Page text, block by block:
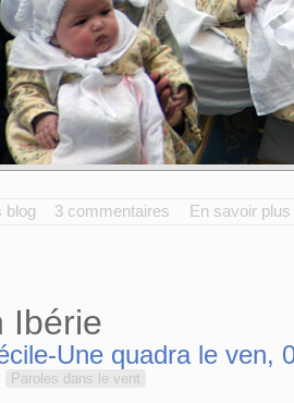
blog 3 commentaires En savoir plus
Ibérie
Une quadra le ven,
Paroles dans le vent